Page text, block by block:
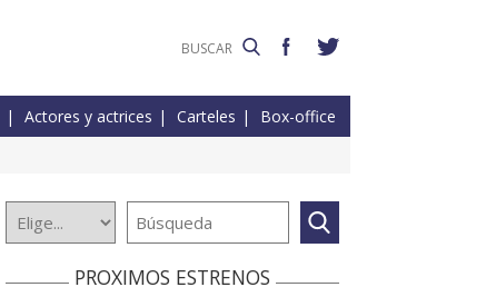
Actores y actrices Carteles Box-office
PROXIMOS ESTRENOS